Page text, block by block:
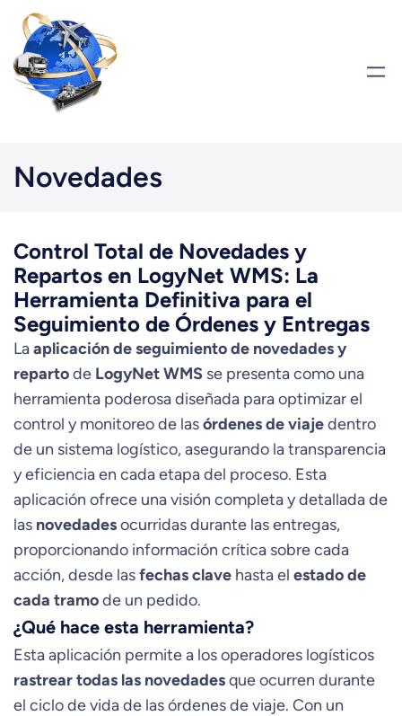
Saltar
contenido
Novedades
Control Total de Novedades y
Repartos en LogyNet WMS: La
Herramienta Definitiva para el
Seguimiento de Órdenes y Entregas
Laaplicación de seguimiento de novedades y
repartode LogyNet WMS se presenta como una
herramienta poderosa diseñada para optimizar el
control y monitoreo de lasórdenes de viajedentro
de un sistema logístico, asegurando la transparencia
y eficiencia en cada etapa del proceso. Esta
aplicación ofrece una visión completa y detallada de
las novedadesocurridas durante las entregas,
proporcionando información crítica sobre cada
acción, desde lasfechas clave hasta el estado de
cada tramode un pedido.
¿Qué hace esta herramienta?
Esta aplicación permite a los operadores logísticos
rastrear todas las novedadesque ocurren durante
el ciclo de vida de las órdenes de viaje. Con un